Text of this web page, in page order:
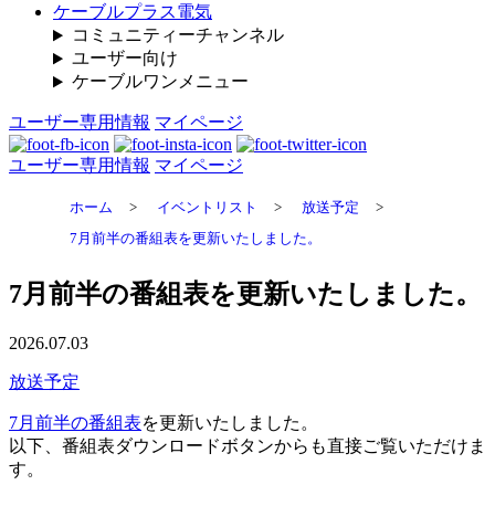
ケーブルプラス電気
コミュニティーチャンネル
ユーザー向け
ケーブルワンメニュー
ユーザー専用情報 マイページ
ユーザー専用情報 マイページ
ホーム > イベントリスト > 放送予定
>
7月前半の番組表を更新いたしました。
7月前半の番組表を更新いたしました。
2026.07.03
放送予定
7月前半の番組表を更新いたしました。
以下、番組表ダウンロードボタンからも直接ご覧いただけま
す。